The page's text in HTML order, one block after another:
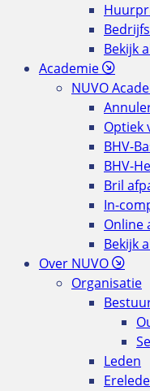
Bekijk
Academie
NUVO
Optiek
BHV-
BHV-
Bril
In-
Online
Bekijk
Over NUVO
Organisatie
Leden